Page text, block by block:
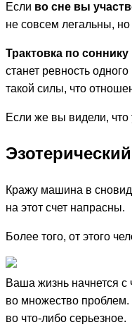
Если во сне вы
не совсем легальны,
Трактовка по
станет ревность
такой силы, что
Если же вы видели, что
Кражу машина в
на этот счет напрасны.
Более того, от этого
Ваша жизнь начнется с
во множество проблем.
во что-либо серьезное.